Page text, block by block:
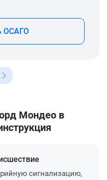
ОСАГО
Мондео в
сигнализацию,